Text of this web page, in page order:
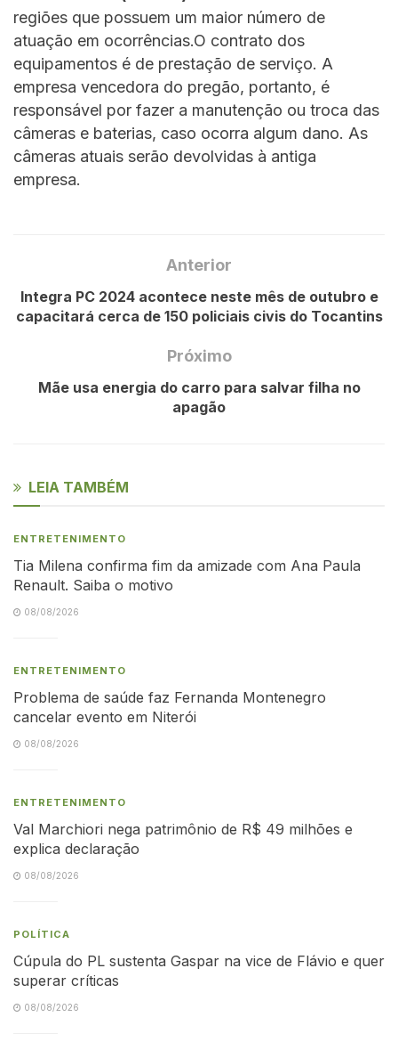
regiões que possuem um maior número de
atuação em ocorrências.O contrato dos
equipamentos é de prestação de serviço. A
empresa vencedora do pregão, portanto, é
responsável por fazer a manutenção ou troca das
câmeras e baterias, caso ocorra algum dano. As
câmeras atuais serão devolvidas à antiga
empresa.
Anterior
Integra PC 2024 acontece neste mês de outubro e
capacitará cerca de 150 policiais civis do Tocantins
Próximo
Mãe usa energia do carro para salvar filha no
apagão
LEIA TAMBÉM
ENTRETENIMENTO
Tia Milena confirma fim da amizade com Ana Paula
Renault. Saiba o motivo
08/08/2026
ENTRETENIMENTO
Problema de saúde faz Fernanda Montenegro
cancelar evento em Niterói
08/08/2026
ENTRETENIMENTO
Val Marchiori nega patrimônio de R$ 49 milhões e
explica declaração
08/08/2026
POLÍTICA
Cúpula do PL sustenta Gaspar na vice de Flávio e quer
superar críticas
08/08/2026